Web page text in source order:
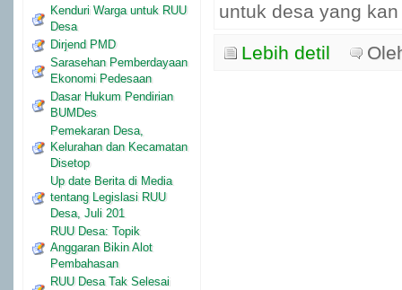
Kenduri Warga untuk RUU
Desa
Dirjend PMD
Sarasehan Pemberdayaan
Ekonomi Pedesaan
Dasar Hukum Pendirian
BUMDes
Pemekaran Desa,
Kelurahan dan Kecamatan
Disetop
Up date Berita di Media
tentang Legislasi RUU
Desa, Juli 201
RUU Desa: Topik
Anggaran Bikin Alot
Pembahasan
RUU Desa Tak Selesai
untuk desa yang
Lebih detil